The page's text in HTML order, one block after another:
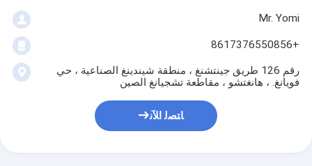
Mr. Yomi
+8617376550856
رقم 126 طريق جينتشنغ ، منطقة شيندينغ الصناعية ، حي
فويانغ. ، هانغتشو ، مقاطعة تشجيانغ الصين
ﺎﺘﺼﻟ ﺍﻶﻧ